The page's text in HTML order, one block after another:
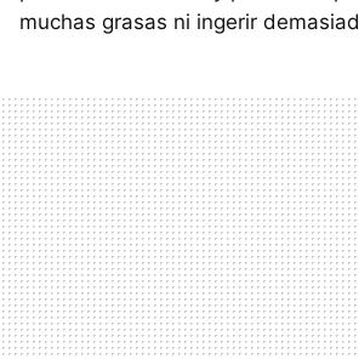
muchas grasas ni ingerir